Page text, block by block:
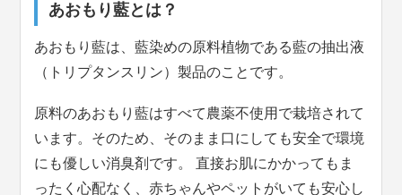
あおもり藍とは？
あおもり藍は、藍染めの原料植物である藍の抽出液
（トリプタンスリン）製品のことです。
原料のあおもり藍はすべて農薬不使用で栽培されて
います。そのため、そのまま口にしても安全で環境
にも優しい消臭剤です。 直接お肌にかかってもま
ったく心配なく、赤ちゃんやペットがいても安心し